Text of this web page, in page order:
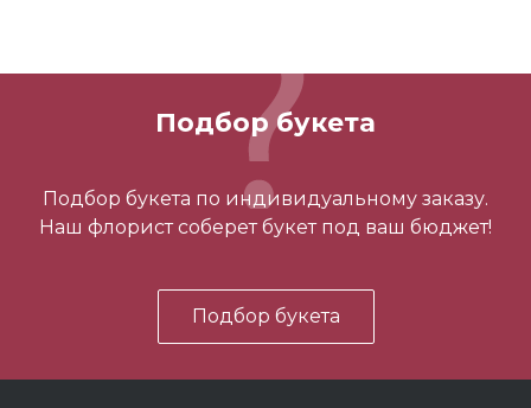
700 ₽
В корзину
Подбор букета
Подбор букета по индивидуальному заказу.
Наш флорист соберет букет под ваш бюджет!
Подбор букета